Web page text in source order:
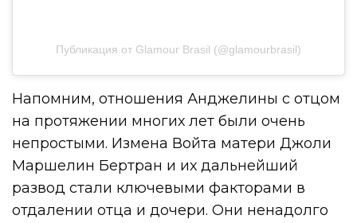
Публикация от Glamour Brasil (@glamourbrasil)
Напомним, отношения Анджелины с отцом
на протяжении многих лет были очень
непростыми. Измена Войта матери Джоли
Маршелин Бертран и их дальнейший
развод стали ключевыми факторами в
отдалении отца и дочери. Они ненадолго